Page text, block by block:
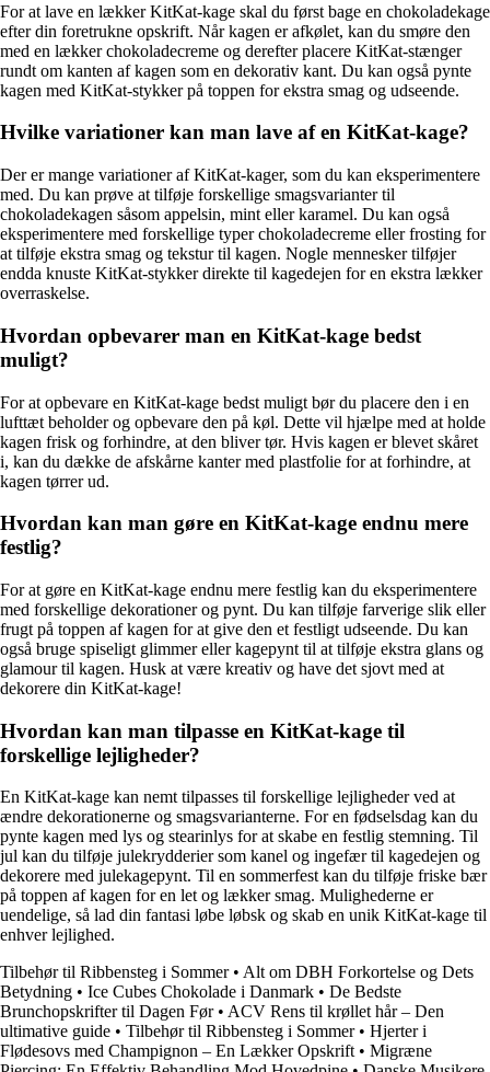
For at lave en lækker KitKat-kage skal du først bage en chokoladekage
efter din foretrukne opskrift. Når kagen er afkølet, kan du smøre den
med en lækker chokoladecreme og derefter placere KitKat-stænger
rundt om kanten af kagen som en dekorativ kant. Du kan også pynte
kagen med KitKat-stykker på toppen for ekstra smag og udseende.
Hvilke variationer kan man lave af en KitKat-kage?
Der er mange variationer af KitKat-kager, som du kan eksperimentere
med. Du kan prøve at tilføje forskellige smagsvarianter til
chokoladekagen såsom appelsin, mint eller karamel. Du kan også
eksperimentere med forskellige typer chokoladecreme eller frosting for
at tilføje ekstra smag og tekstur til kagen. Nogle mennesker tilføjer
endda knuste KitKat-stykker direkte til kagedejen for en ekstra lækker
overraskelse.
Hvordan opbevarer man en KitKat-kage bedst
muligt?
For at opbevare en KitKat-kage bedst muligt bør du placere den i en
lufttæt beholder og opbevare den på køl. Dette vil hjælpe med at holde
kagen frisk og forhindre, at den bliver tør. Hvis kagen er blevet skåret
i, kan du dække de afskårne kanter med plastfolie for at forhindre, at
kagen tørrer ud.
Hvordan kan man gøre en KitKat-kage endnu mere
festlig?
For at gøre en KitKat-kage endnu mere festlig kan du eksperimentere
med forskellige dekorationer og pynt. Du kan tilføje farverige slik eller
frugt på toppen af kagen for at give den et festligt udseende. Du kan
også bruge spiseligt glimmer eller kagepynt til at tilføje ekstra glans og
glamour til kagen. Husk at være kreativ og have det sjovt med at
dekorere din KitKat-kage!
Hvordan kan man tilpasse en KitKat-kage til
forskellige lejligheder?
En KitKat-kage kan nemt tilpasses til forskellige lejligheder ved at
ændre dekorationerne og smagsvarianterne. For en fødselsdag kan du
pynte kagen med lys og stearinlys for at skabe en festlig stemning. Til
jul kan du tilføje julekrydderier som kanel og ingefær til kagedejen og
dekorere med julekagepynt. Til en sommerfest kan du tilføje friske bær
på toppen af kagen for en let og lækker smag. Mulighederne er
uendelige, så lad din fantasi løbe løbsk og skab en unik KitKat-kage til
enhver lejlighed.
Tilbehør til Ribbensteg i Sommer• Alt om DBH Forkortelse og Dets
Betydning • Ice Cubes Chokolade i Danmark • De Bedste
Brunchopskrifter til Dagen Før• ACV Rens til krøllet hår – Den
ultimative guide • Tilbehør til Ribbensteg i Sommer• Hjerter i
Flødesovs med Champignon – En Lækker Opskrift • Migræne